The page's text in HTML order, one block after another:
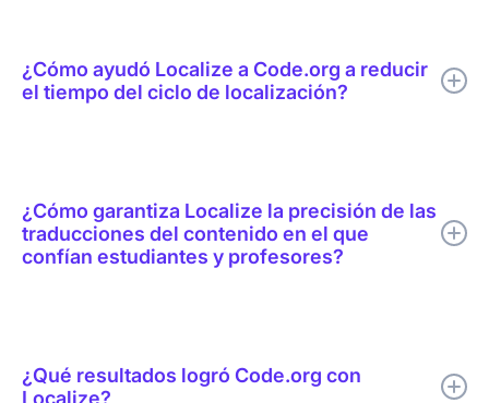
¿Cómo ayudó Localize a Code.org a reducir
el tiempo del ciclo de localización?
un único flujo de trabajo de localización.
¿Cómo garantiza Localize la precisión de las
traducciones del contenido en el que
confían estudiantes y profesores?
codificación mal traducido o una frase que no encaja. Un
¿Qué resultados logró Code.org con
Localize?